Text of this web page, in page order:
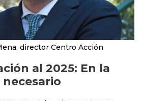
director Centro Acción
al 2025: En la